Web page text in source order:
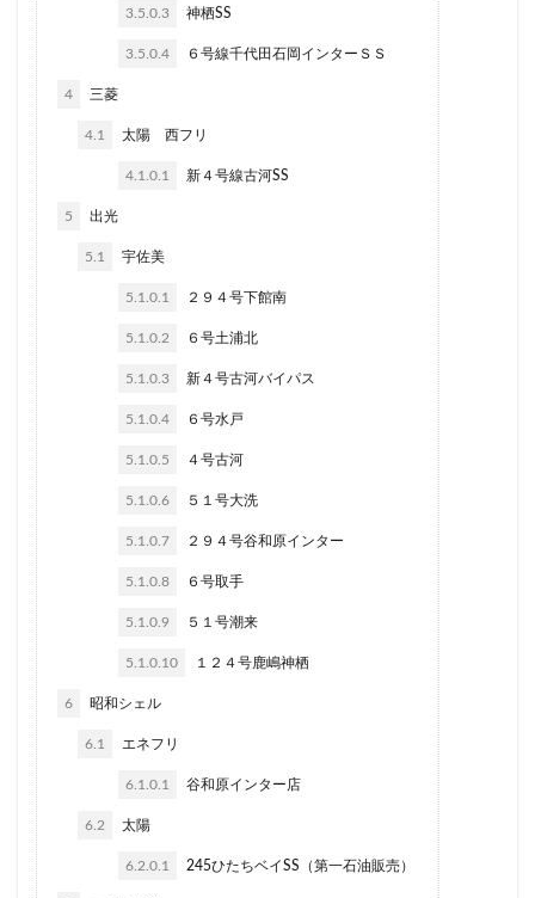
3.5.0.3 神栖SS
3.5.0.4 ６号線千代田石岡インターＳＳ
4 三菱
4.1 太陽 西フリ
4.1.0.1 新４号線古河SS
5 出光
5.1 宇佐美
5.1.0.1 ２９４号下館南
5.1.0.2 ６号土浦北
5.1.0.3 新４号古河バイパス
5.1.0.4 ６号水戸
5.1.0.5 ４号古河
5.1.0.6 ５１号大洗
5.1.0.7 ２９４号谷和原インター
5.1.0.8 ６号取手
5.1.0.9 ５１号潮来
5.1.0.10 １２４号鹿嶋神栖
6 昭和シェル
6.1 エネフリ
6.1.0.1 谷和原インター店
6.2 太陽
6.2.0.1 245ひたちベイSS（第一石油販売）